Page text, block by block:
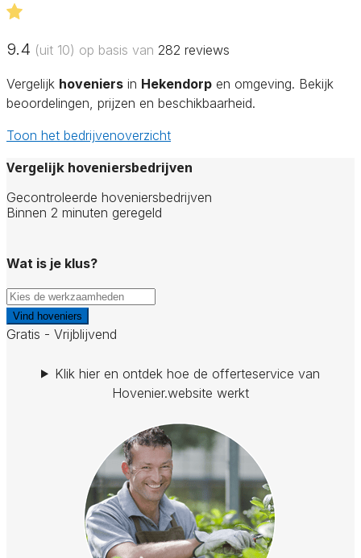
9.4 (uit 10) op basis van 282 reviews
Vergelijk hoveniers in Hekendorp en omgeving. Bekijk
beoordelingen, prijzen en beschikbaarheid.
Toon het bedrijvenoverzicht
Vergelijk hoveniersbedrijven
Gecontroleerde hoveniersbedrijven
Binnen 2 minuten geregeld
Wat is je klus?
Vind hoveniers
Gratis - Vrijblijvend
Klik hier en ontdek hoe de offerteservice van
Hovenier.website werkt